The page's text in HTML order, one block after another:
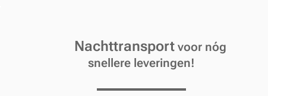
Nachttransport voor nóg
snellere leveringen!